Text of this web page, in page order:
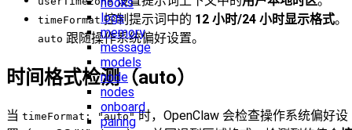
logs
memory
message
models
node
nodes
onboard
pairing
timeFormat控制提示词中的 12 小时/24 小时显示格式。
auto 跟随操作系统偏好设置。
时间格式检测（auto）
当 timeFormat: "auto"时，OpenClaw 会检查操作系统偏好设